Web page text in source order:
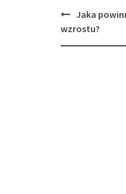
Post
navigation
Jaka
wzrostu?